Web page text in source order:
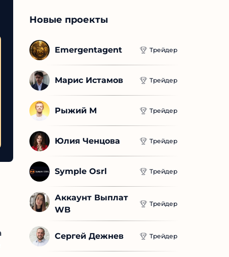
Новые проекты
Emergentagent Трейдер
Марис Истамов Трейдер
Рыжий М Трейдер
Юлия Ченцова Трейдер
Symple Osrl Трейдер
Аккаунт Выплат
WB
Трейдер
Сергей Дежнев Трейдер